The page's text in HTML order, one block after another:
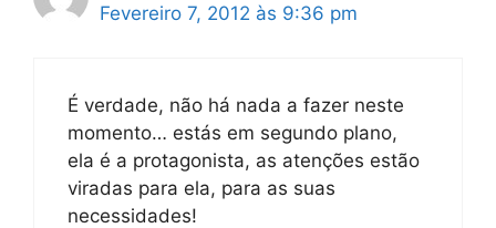
Fevereiro 7, 2012 às 9:36 pm
É verdade, não há nada a fazer neste
momento… estás em segundo plano,
ela é a protagonista, as atenções estão
viradas para ela, para as suas
necessidades!